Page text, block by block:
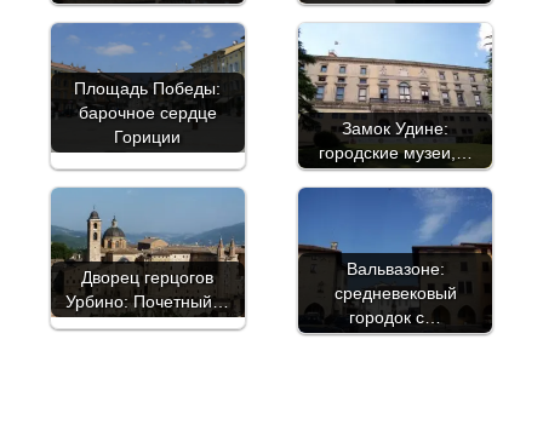
Площадь Победы:
барочное сердце
Гориции
Замок Удине:
городские музеи,…
Дворец герцогов
Урбино: Почетный…
Вальвазоне:
средневековый
городок с…